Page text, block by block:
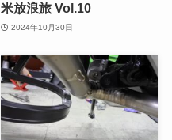
米放浪旅 Vol.10
2024年10月30日